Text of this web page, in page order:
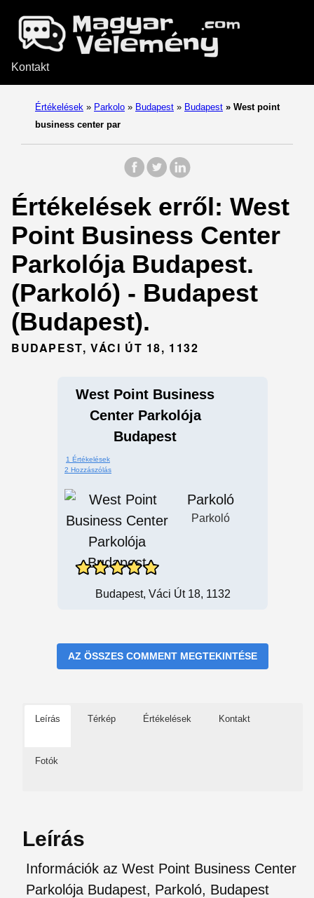
Kontakt
Értékelések » Parkolo » Budapest » Budapest » West point
business center par
Értékelések erről: West
Point Business Center
Parkolója Budapest.
(Parkoló) - Budapest
(Budapest).
BUDAPEST, VÁCI ÚT 18, 1132
West Point Business
Center Parkolója
Budapest
1 Értékelések
2 Hozzászólás
Parkoló
Parkoló
Budapest, Váci Út 18, 1132
AZ ÖSSZES COMMENT MEGTEKINTÉSE
Leírás Térkép Értékelések Kontakt
Fotók
Leírás
Információk az West Point Business Center
Parkolója Budapest, Parkoló, Budapest